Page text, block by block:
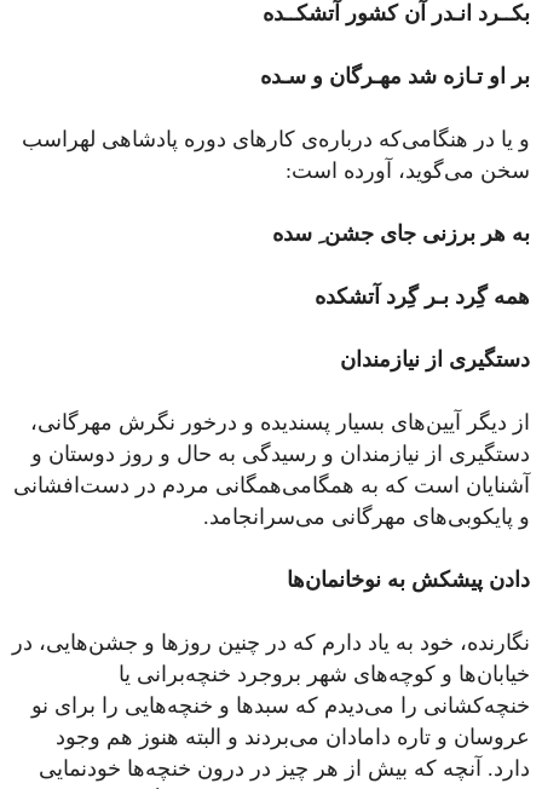
بکــرد انـدر آن کشور آتشکــده
بر او تـازه شد مهـرگان و سـده
و یا در هنگامی‌که درباره‌ی کارهای دوره پادشاهی لهراسب
سخن می‌گوید، آورده است:
به هر برزنی جای جشن ِ سده
همه گِرد بـر گِرد آتشکده
دستگیری از نیازمندان
از دیگر آیین‌های بسیار پسندیده و درخور نگرش مهرگانی،
دستگیری از نیازمندان و رسیدگی به حال و روز دوستان و
آشنایان است که به همگامی‌همگانی مردم در دست‌افشانی
و پایکوبی‌های مهرگانی می‌سرانجامد.
دادن پیشکش به نو‌خانمان‌ها
نگارنده، خود به یاد دارم که در چنین روزها و جشن‌هایی، در
خیابان‌ها و کوچه‌های شهر بروجرد خنچه‌برانی یا
خنچه‌کشانی را می‌دیدم که سبدها و خنچه‌هایی را برای نو
عروسان و تاره دامادان می‌بردند و البته هنوز هم وجود
دارد. آنچه که بیش از هر چیز در درون خنچه‌ها خودنمایی